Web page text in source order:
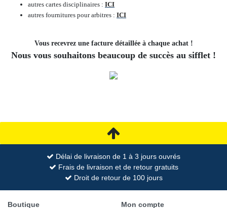
autres cartes disciplinaires : ICI
autres fournitures pour arbitres : ICI
Vous recevrez une facture détaillée à chaque achat !
Nous vous souhaitons beaucoup de succès au sifflet !
Délai de livraison de 1 à 3 jours ouvrés
Frais de livraison et de retour gratuits
Droit de retour de 100 jours
Boutique Mon compte